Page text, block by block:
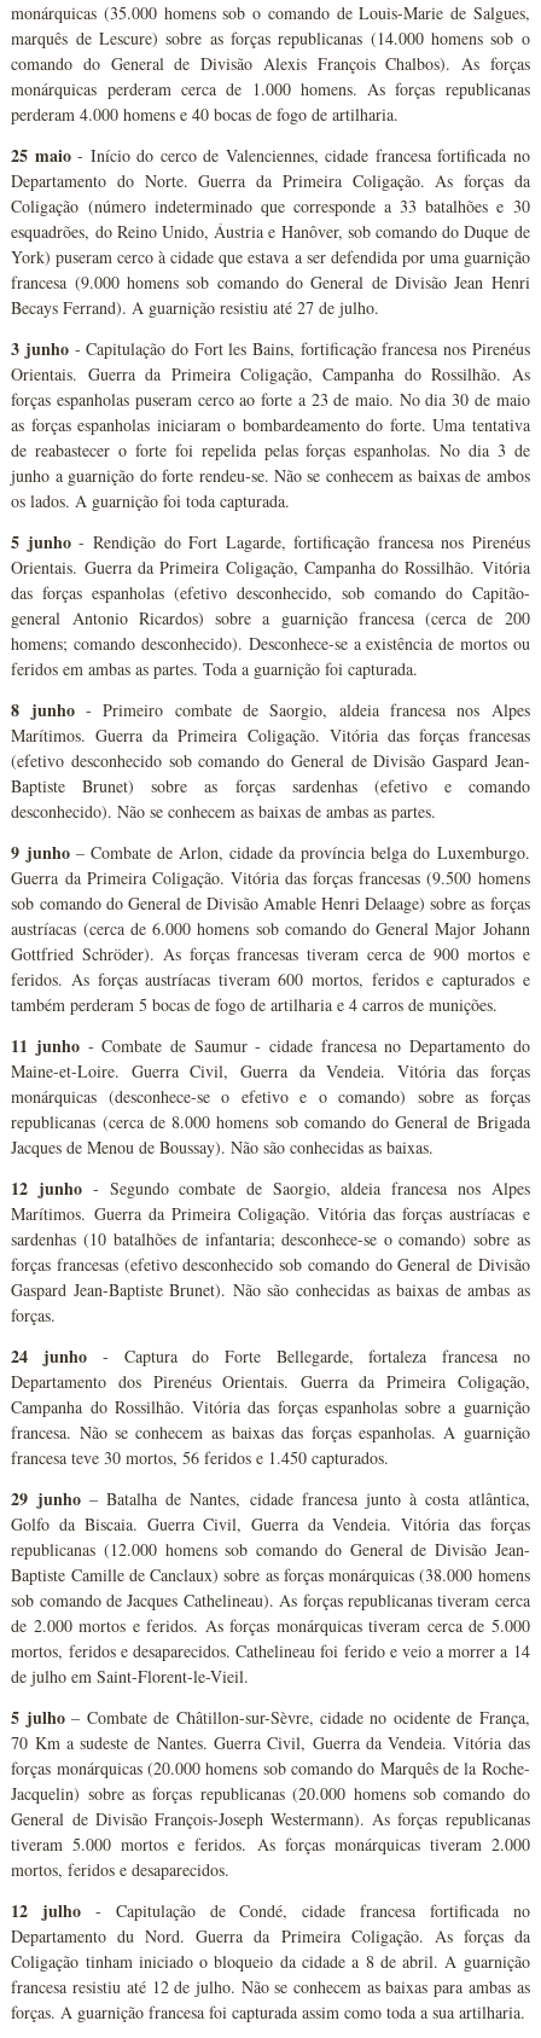
monárquicas (35.000 homens sob o comando de Louis-Marie de Salgues,
marquês de Lescure) sobre as forças republicanas (14.000 homens sob o
comando do General de Divisão Alexis François Chalbos). As forças
monárquicas perderam cerca de 1.000 homens. As forças republicanas
perderam 4.000 homens e 40 bocas de fogo de artilharia.
25 maio- Início do cerco de Valenciennes, cidade francesa fortificada no
Departamento do Norte. Guerra da Primeira Coligação. As forças da
Coligação (número indeterminado que corresponde a 33 batalhões e 30
esquadrões, do Reino Unido, Áustria e Hanôver, sob comando do Duque de
York) puseram cerco à cidade que estava a ser defendida por uma guarnição
francesa (9.000 homens sob comando do General de Divisão Jean Henri
Becays Ferrand). A guarnição resistiu até 27 de julho.
3 junho - Capitulação do Fort les Bains, fortificação francesa nos Pirenéus
Orientais. Guerra da Primeira Coligação, Campanha do Rossilhão. As
forças espanholas puseram cerco ao forte a 23 de maio. No dia 30 de maio
as forças espanholas iniciaram o bombardeamento do forte. Uma tentativa
de reabastecer o forte foi repelida pelas forças espanholas. No dia 3 de
junho a guarnição do forte rendeu-se. Não se conhecem as baixas de ambos
os lados. A guarnição foi toda capturada.
5 junho- Rendição do Fort Lagarde, fortificação francesa nos Pirenéus
Orientais. Guerra da Primeira Coligação, Campanha do Rossilhão. Vitória
das forças espanholas (efetivo desconhecido, sob comando do Capitão-
general Antonio Ricardos) sobre a guarnição francesa (cerca de 200
homens; comando desconhecido). Desconhece-se a existência de mortos ou
feridos em ambas as partes. Toda a guarnição foi capturada.
8 junho- Primeiro combate de Saorgio, aldeia francesa nos Alpes
Marítimos. Guerra da Primeira Coligação. Vitória das forças francesas
(efetivo desconhecido sob comando do General de Divisão Gaspard Jean-
Baptiste Brunet) sobre as forças sardenhas (efetivo e comando
desconhecido). Não se conhecem as baixas de ambas as partes.
9 junho– Combate de Arlon, cidade da província belga do Luxemburgo.
Guerra da Primeira Coligação. Vitória das forças francesas (9.500 homens
sob comando do General de Divisão Amable Henri Delaage) sobre as forças
austríacas (cerca de 6.000 homens sob comando do General Major Johann
Gottfried Schröder). As forças francesas tiveram cerca de 900 mortos e
feridos. As forças austríacas tiveram 600 mortos, feridos e capturados e
também perderam 5 bocas de fogo de artilharia e 4 carros de munições.
11 junho - Combate de Saumur - cidade francesa no Departamento do
Maine-et-Loire. Guerra Civil, Guerra da Vendeia. Vitória das forças
monárquicas (desconhece-se o efetivo e o comando) sobre as forças
republicanas (cerca de 8.000 homens sob comando do General de Brigada
Jacques de Menou de Boussay). Não são conhecidas as baixas.
12 junho - Segundo combate de Saorgio, aldeia francesa nos Alpes
Marítimos. Guerra da Primeira Coligação. Vitória das forças austríacas e
sardenhas (10 batalhões de infantaria; desconhece-se o comando) sobre as
forças francesas (efetivo desconhecido sob comando do General de Divisão
Gaspard Jean-Baptiste Brunet). Não são conhecidas as baixas de ambas as
forças.
24 junho - Captura do Forte Bellegarde, fortaleza francesa no
Departamento dos Pirenéus Orientais. Guerra da Primeira Coligação,
Campanha do Rossilhão. Vitória das forças espanholas sobre a guarnição
francesa. Não se conhecem as baixas das forças espanholas. A guarnição
francesa teve 30 mortos, 56 feridos e 1.450 capturados.
29 junho– Batalha de Nantes, cidade francesa junto à costa atlântica,
Golfo da Biscaia. Guerra Civil, Guerra da Vendeia. Vitória das forças
republicanas (12.000 homens sob comando do General de Divisão Jean-
Baptiste Camille de Canclaux) sobre as forças monárquicas (38.000 homens
sob comando de Jacques Cathelineau). As forças republicanas tiveram cerca
de 2.000 mortos e feridos. As forças monárquicas tiveram cerca de 5.000
mortos, feridos e desaparecidos. Cathelineau foi ferido e veio a morrer a 14
de julho em Saint-Florent-le-Vieil.
5 julho– Combate de Châtillon-sur-Sèvre, cidade no ocidente de França,
70 Km a sudeste de Nantes. Guerra Civil, Guerra da Vendeia. Vitória das
forças monárquicas (20.000 homens sob comando do Marquês de la Roche-
Jacquelin) sobre as forças republicanas (20.000 homens sob comando do
General de Divisão François-Joseph Westermann). As forças republicanas
tiveram 5.000 mortos e feridos. As forças monárquicas tiveram 2.000
mortos, feridos e desaparecidos.
12 julho - Capitulação de Condé, cidade francesa fortificada no
Departamento du Nord. Guerra da Primeira Coligação. As forças da
Coligação tinham iniciado o bloqueio da cidade a 8 de abril. A guarnição
francesa resistiu até 12 de julho. Não se conhecem as baixas para ambas as
forças. A guarnição francesa foi capturada assim como toda a sua artilharia.